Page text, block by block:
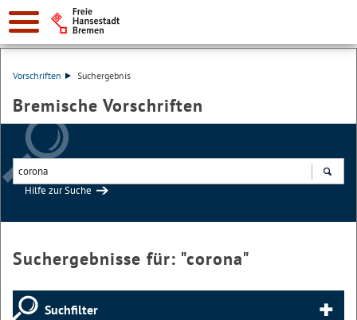
Vorschriften Suchergebnis
Bremische Vorschriften
Hilfe zur Suche
Suchergebnisse für: "corona"
Suchfilter